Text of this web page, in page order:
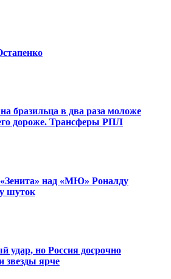
бразильца в два раза моложе
дороже. Трансферы РПЛ
над «МЮ» Роналду
шуток
удар, но Россия досрочно
звезды ярче